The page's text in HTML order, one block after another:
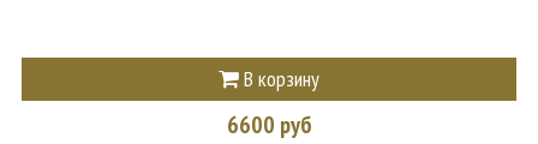
В корзину
6600 руб